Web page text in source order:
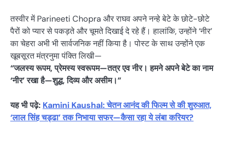
तस्वीर में Parineeti Chopra और राघव अपने नन्हे बेटे के छोटे-छोटे
पैरों को प्यार से पकड़ते और चूमते दिखाई दे रहे हैं। हालांकि, उन्होंने ‘नीर’
का चेहरा अभी भी सार्वजनिक नहीं किया है। पोस्ट के साथ उन्होंने एक
खूबसूरत मंत्रनुमा पंक्ति लिखी—
“जलस्य रूपम, प्रेमस्य स्वरूपम—तत्र एव नीर। हमने अपने बेटे का नाम
‘नीर’ रखा है—शुद्ध, दिव्य और असीम।”
यह भी पढ़े: Kamini Kaushal: चेतन आनंद की फिल्म से की शुरुआत,
‘लाल सिंह चड्ढा’ तक निभाया सफर—कैसा रहा ये लंबा करियर?